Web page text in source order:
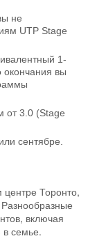
не
UTP Stage
1-
окончания вы
от 3.0 (Stage
сентябре.
Торонто,
включая
семье.